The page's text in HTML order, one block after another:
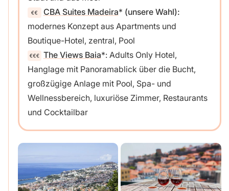
CBA Suites Madeira
(unsere Wahl):
modernes Konzept aus Apartments und
Boutique-Hotel, zentral, Pool
The Views Baia : Adults Only Hotel,
Hanglage mit Panoramablick über die Bucht,
großzügige Anlage mit Pool, Spa- und
Wellnessbereich, luxuriöse Zimmer, Restaurants
und Cocktailbar